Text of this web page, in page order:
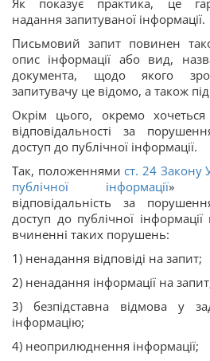
Як показує практика, це
надання запитуваної інформації.
Письмовий запит повинен
опис інформації або вид,
документа, щодо якого
запитувачу це відомо, а також
Окрім цього, окремо
відповідальності за
доступ до публічної інформації.
Так, положеннямист. 24 Закону
публічної інформації»
відповідальність за
доступ до публічної
вчиненні таких порушень:
1) ненадання відповіді на запит;
2) ненадання інформації на
3) безпідставна відмова у
інформацію;
4) неоприлюднення інформації;